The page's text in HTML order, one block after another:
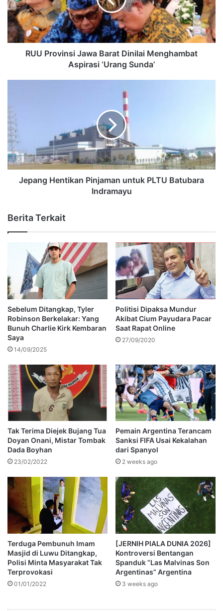
RUU Provinsi Jawa Barat Dinilai Menghambat
Aspirasi ‘Urang Sunda’
Jepang Hentikan Pinjaman untuk PLTU Batubara
Indramayu
Berita Terkait
Sebelum Ditangkap, Tyler
Robinson Berkelakar: Yang
Bunuh Charlie Kirk Kembaran
Saya
14/09/2025
Politisi Dipaksa Mundur
Akibat Cium Payudara Pacar
Saat Rapat Online
27/09/2020
Tak Terima Diejek Bujang Tua
Doyan Onani, Mistar Tombak
Dada Boyhan
23/02/2022
Pemain Argentina Terancam
Sanksi FIFA Usai Kekalahan
dari Spanyol
2 weeks ago
Terduga Pembunuh Imam
Masjid di Luwu Ditangkap,
Polisi Minta Masyarakat Tak
Terprovokasi
01/01/2022
[JERNIH PIALA DUNIA 2026]
Kontroversi Bentangan
Spanduk “Las Malvinas Son
Argentinas” Argentina
3 weeks ago